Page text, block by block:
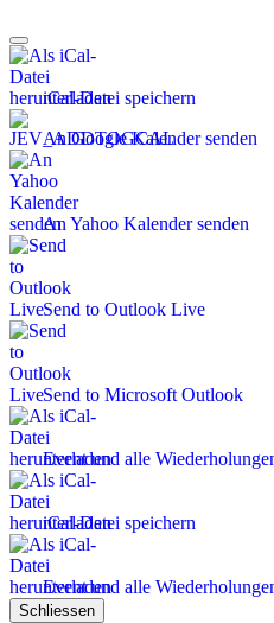
iCal-Datei speichern
An Google Kalender senden
An Yahoo Kalender senden
Send to Outlook Live
Send to Microsoft Outlook
Event und alle
iCal-Datei speichern
Event und alle
Schliessen